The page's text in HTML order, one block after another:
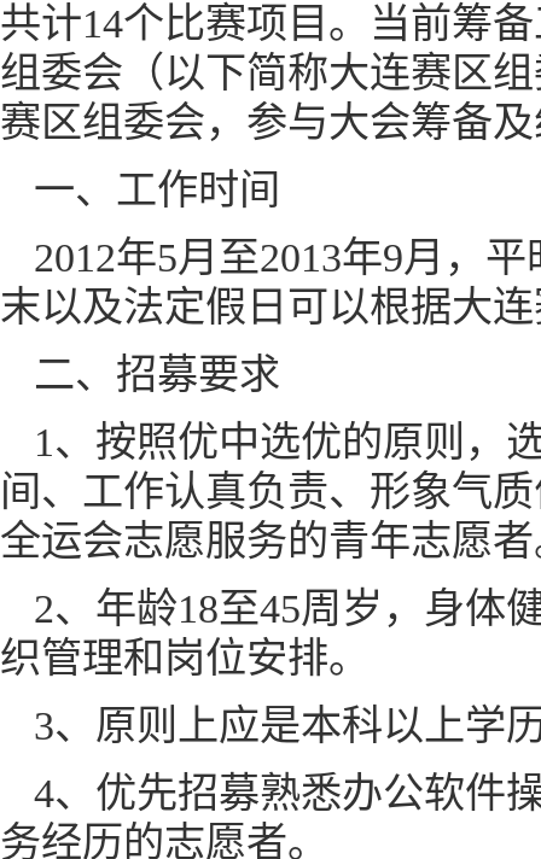
共计14个比赛项目。当前筹
组委会（以下简称大连赛区
赛区组委会，参与大会筹备
一、工作时间
2012年5月至2013年9月，
末以及法定假日可以根据大
二、招募要求
1、按照优中选优的原则，
间、工作认真负责、形象气
全运会志愿服务的青年志愿
2、年龄18至45周岁，身体
织管理和岗位安排。
3、原则上应是本科以上学
4、优先招募熟悉办公软件
务经历的志愿者。